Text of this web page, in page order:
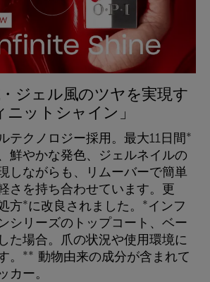
ジェル風のツヤを実現す
ットシャイン」
テクノロジー採用。最大11日間*
鮮やかな発色、ジェルネイルの
しながらも、リムーバーで簡単
さを持ち合わせています。更
方*に改良されました。*インフ
シリーズのトップコート、ベー
た場合。爪の状況や使用環境に
。** 動物由来の成分が含まれて
カー。